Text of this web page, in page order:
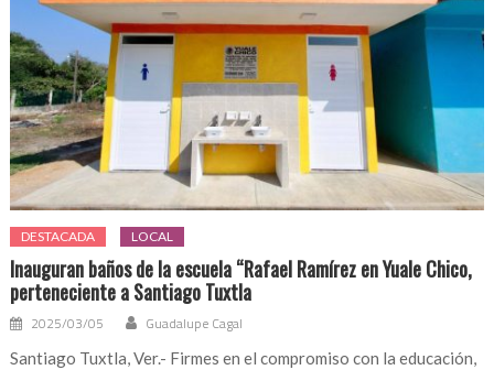
DESTACADA LOCAL
Inauguran baños de la escuela “Rafael Ramírez en Yuale Chico,
perteneciente a Santiago Tuxtla
2025/03/05 Guadalupe Cagal
Santiago Tuxtla, Ver.- Firmes en el compromiso con la educación,